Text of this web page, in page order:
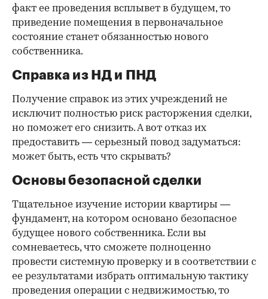
факт ее проведения всплывет в будущем, то
приведение помещения в первоначальное
состояние станет обязанностью нового
собственника.
Справка из НД и ПНД
Получение справок из этих учреждений не
исключит полностью риск расторжения сделки,
но поможет его снизить. А вот отказ их
предоставить — серьезный повод задуматься:
может быть, есть что скрывать?
Основы безопасной сделки
Тщательное изучение истории квартиры —
фундамент, на котором основано безопасное
будущее нового собственника. Если вы
сомневаетесь, что сможете полноценно
провести системную проверку и в соответствии с
ее результатами избрать оптимальную тактику
проведения операции с недвижимостью, то